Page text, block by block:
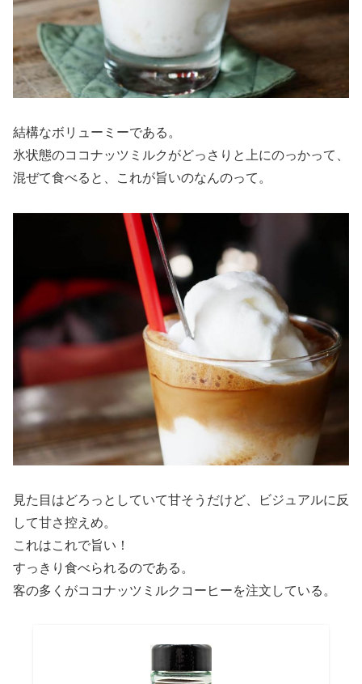
結構なボリューミーである。
氷状態のココナッツミルクがどっさりと上にのっかって、
混ぜて食べると、これが旨いのなんのって。
見た目はどろっとしていて甘そうだけど、ビジュアルに反
して甘さ控えめ。
これはこれで旨い！
すっきり食べられるのである。
客の多くがココナッツミルクコーヒーを注文している。